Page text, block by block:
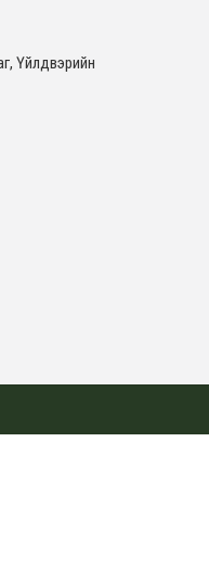
Үйлдвэрийн